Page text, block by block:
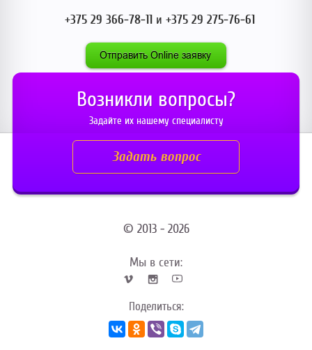
+375 29 366-78-11 и +375 29 275-76-61
Возникли вопросы?
Задайте их нашему специалисту
Задать вопрос
© 2013 - 2026
Мы в сети:
Поделиться: